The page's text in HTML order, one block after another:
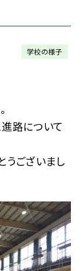
学校の様子
路について
うございまし